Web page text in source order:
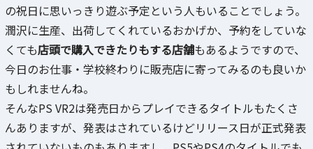
の祝日に思いっきり遊ぶ予定という人もいることでしょう。
潤沢に生産、出荷してくれているおかげか、予約をしていな
くても店頭で購入できたりもする店舗もあるようですので、
今日のお仕事・学校終わりに販売店に寄ってみるのも良いか
もしれませんね。
そんなPS VR2は発売日からプレイできるタイトルもたくさ
んありますが、発表はされているけどリリース日が正式発表